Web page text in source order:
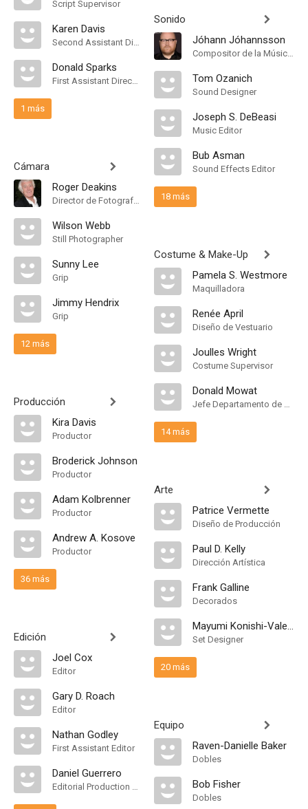
Script Supervisor
Karen Davis
Second Assistant Director
Donald Sparks
First Assistant Director
1 más
Cámara
Roger Deakins
Director de Fotografía, Camera Operator
Wilson Webb
Still Photographer
Sunny Lee
Grip
Jimmy Hendrix
Grip
12 más
Producción
Kira Davis
Productor
Broderick Johnson
Productor
Adam Kolbrenner
Productor
Andrew A. Kosove
Productor
36 más
Edición
Joel Cox
Editor
Gary D. Roach
Editor
Nathan Godley
First Assistant Editor
Daniel Guerrero
Editorial Production Assistant
Sonido
Jóhann Jóhannsson
Compositor de la Música Original
Tom Ozanich
Sound Designer
Joseph S. DeBeasi
Music Editor
Bub Asman
Sound Effects Editor
18 más
Costume & Make-Up
Pamela S. Westmore
Maquilladora
Renée April
Diseño de Vestuario
Joulles Wright
Costume Supervisor
Donald Mowat
Jefe Departamento de Maquillaje
14 más
Arte
Patrice Vermette
Diseño de Producción
Paul D. Kelly
Dirección Artística
Frank Galline
Decorados
Mayumi Konishi-Valentine
Set Designer
20 más
Equipo
Raven-Danielle Baker
Dobles
Bob Fisher
Dobles